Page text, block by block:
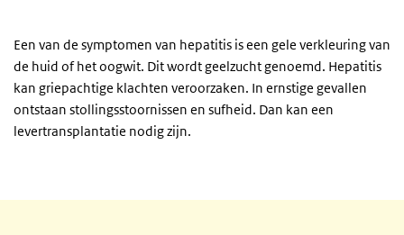
Een van de symptomen van hepatitis is een gele verkleuring van
de huid of het oogwit. Dit wordt geelzucht genoemd. Hepatitis
kan griepachtige klachten veroorzaken. In ernstige gevallen
ontstaan stollingsstoornissen en sufheid. Dan kan een
levertransplantatie nodig zijn.